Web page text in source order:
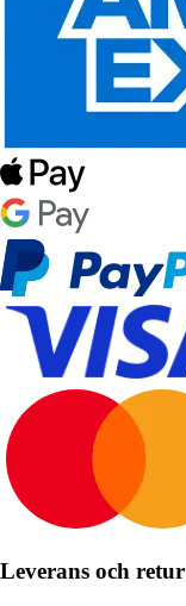
Leverans och retur